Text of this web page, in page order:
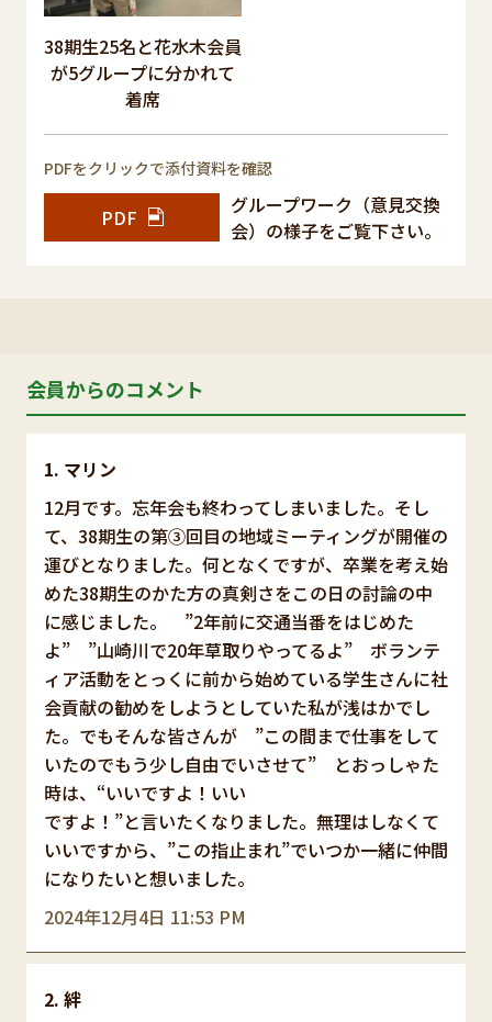
38期生25名と花水木会員
が5グループに分かれて
着席
PDFをクリックで添付資料を確認
PDF
グループワーク（意見交換
会）の様子をご覧下さい。
会員からのコメント
マリン
2024年12月4日 11:53 PM
12月です。忘年会も終わってしまいました。そし
て、38期生の第③回目の地域ミーティングが開催の
運びとなりました。何となくですが、卒業を考え始
めた38期生のかた方の真剣さをこの日の討論の中
に感じました。 ”2年前に交通当番をはじめた
よ” ”山崎川で20年草取りやってるよ” ボランテ
ィア活動をとっくに前から始めている学生さんに社
会貢献の勧めをしようとしていた私が浅はかでし
た。でもそんな皆さんが ”この間まで仕事をして
いたのでもう少し自由でいさせて” とおっしゃた
時は、“いいですよ！いい
ですよ！”と言いたくなりました。無理はしなくて
いいですから、”この指止まれ”でいつか一緒に仲間
になりたいと想いました。
絆